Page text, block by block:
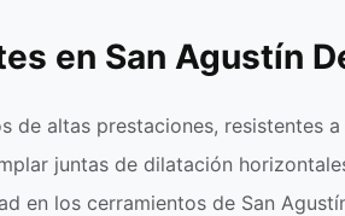
en San Agustín
de altas prestaciones, resistentes
juntas de dilatación
en los cerramientos de San